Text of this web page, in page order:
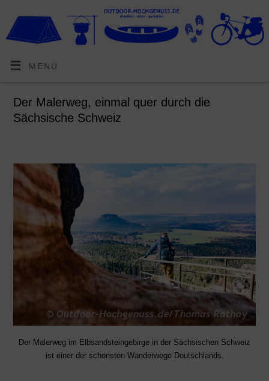
MENÜ
Der Malerweg, einmal quer durch die
Sächsische Schweiz
Der Malerweg im Elbsandsteingebirge in der Sächsischen Schweiz
ist einer der schönsten Wanderwege Deutschlands.